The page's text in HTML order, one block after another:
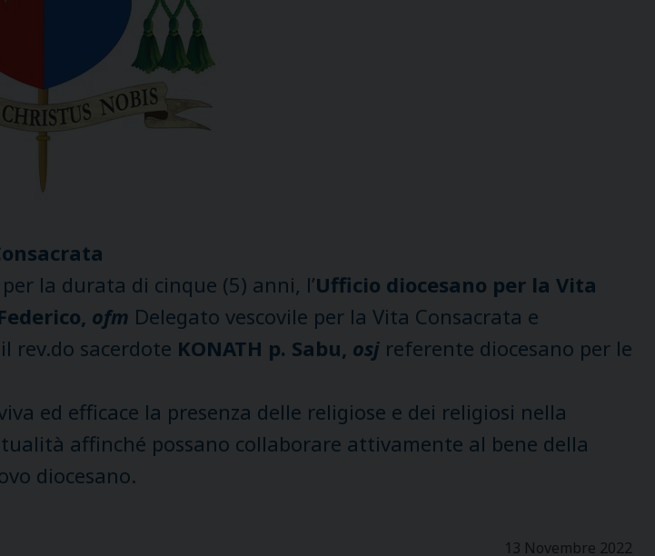
la durata di cinque (5) anni, l’Ufficio diocesano per la Vita
ofm Delegato vescovile per la Vita Consacrata e
rev.do sacerdote KONATH p. Sabu, osj referente diocesano per le
ed efficace la presenza delle religiose e dei religiosi nella
affinché possano collaborare attivamente al bene della
diocesano.
13 Novembre 2022